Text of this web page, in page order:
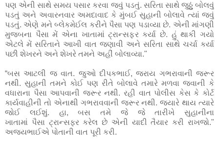
પણ એની સાથે સમય પસાર કરવા જવું પડતું. સરિતા સાથે જુઠ્ઠું બોલવું
પડતું અને અવારનવાર અમદાવાદ કે મુંબઈ સુહાની બોલાવે ત્યાં જવું
પડતું. એણે મને બ્લેકમેઈલ કરીને પૈસા પણ પડાવ્યા છે. એની માંગણી
મુજબના પૈસા મેં એના ખાતામાં ટ્રાન્સફર કર્યા છે. હું થાકી ગયો
એટલે મેં સરિતાને આખી વાત જણાવી અને સરિતા સાથે ચર્ચા કર્યા
પછી શેખરને અને શેખરે તમને અહીં બોલાવ્યા."
“બસ આટલી જ વાત. જુઓ દીપકભાઈ, જરાય ગભરાવાની જરૂર
નથી. સુહાની તમને કોઈ પણ રીતે બોલાવે તમારે મળવા જવાની કે
વધારાના પૈસા આપવાની જરૂર નથી. રહી વાત પોલીસ કેસ કે કોર્ટ
કાર્યવાહીની તો એનાથી ગભરાવવાની જરૂર નથી. જયારે થાય ત્યારે
જોઈ લઈશું. હા, બસ તમે જે જે તારીખે સુહાનીના
ખાતામાં પૈસા ટ્રાન્સફર કરેલ છે એની યાદી તૈયાર કરી રાખજો."
અજયભાઈએ પોતાની વાત પૂરી કરી.